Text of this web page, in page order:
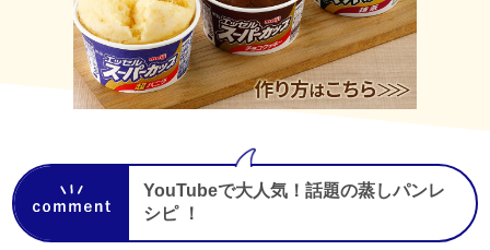
YouTubeで大人気！話題の蒸しパンレ
シピ ！